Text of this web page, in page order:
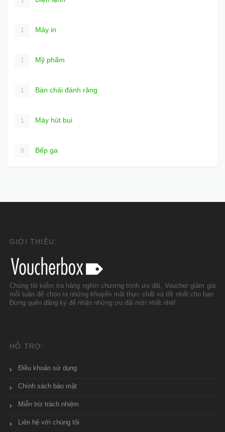
1 Máy in
1 Mỹ phẩm
1 Bàn chải đánh răng
1 Máy hút bụi
0 Bếp ga
GIỚI THIỆU:
Chúng tôi kiểm tra hàng nghìn chương trình ưu đãi, Voucher giảm giá
mỗi tuần để chọn ra những khuyến mãi thực chất và tốt nhất cho bạn.
Đừng quên đăng ký để nhận những ưu đãi mới nhất nhé!
HỖ TRỢ:
Điều khoản sử dụng
Chính sách bảo mật
Miễn trừ trách nhiệm
Liên hệ với chúng tôi